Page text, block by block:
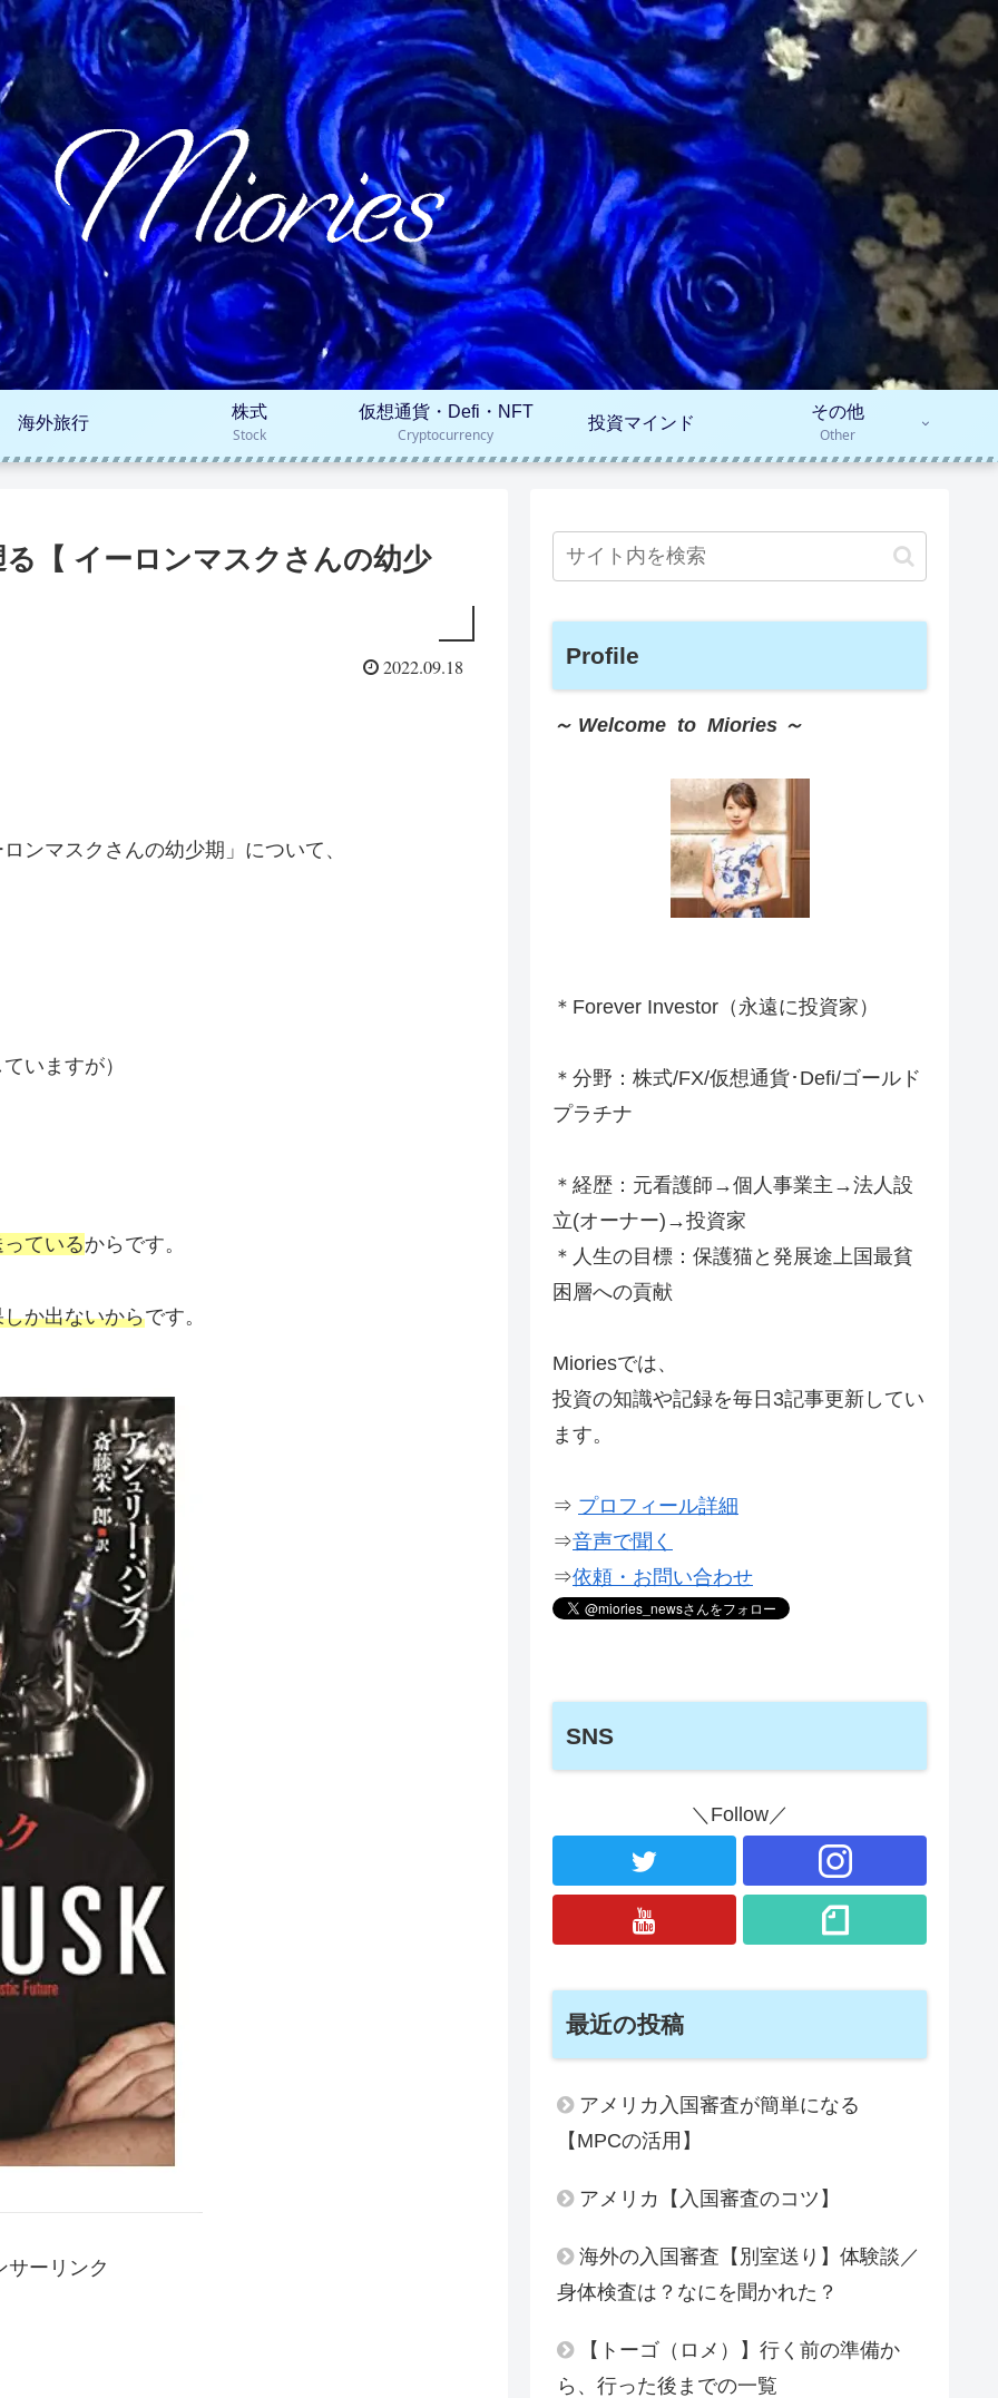
海外旅行
株式
Stock
仮想通貨・Defi・NFT
Cryptocurrency
投資マインド
その他
Other
【 イーロンマスクさんの幼少
2022.09.18
ンマスクさんの幼少期」について、
いますが）
ているからです。
か出ないからです。
サーリンク
Profile
～ Welcome to Miories ～
＊Forever Investor （永遠に投資家）
＊分野：株式/FX/仮想通貨･Defi/ゴールド
プラチナ
＊経歴：元看護師→個人事業主→法人設
立(オーナー)→投資家
＊人生の目標：保護猫と発展途上国最貧
困層への貢献
Mioriesでは、
投資の知識や記録を毎日3記事更新してい
ます。
⇒ プロフィール詳細
⇒音声で聞く
⇒依頼・お問い合わせ
SNS
＼Follow／
最近の投稿
アメリカ入国審査が簡単になる
【MPCの活用】
アメリカ【入国審査のコツ】
海外の入国審査【別室送り】体験談／
身体検査は？なにを聞かれた？
【トーゴ（ロメ）】行く前の準備か
ら、行った後までの一覧